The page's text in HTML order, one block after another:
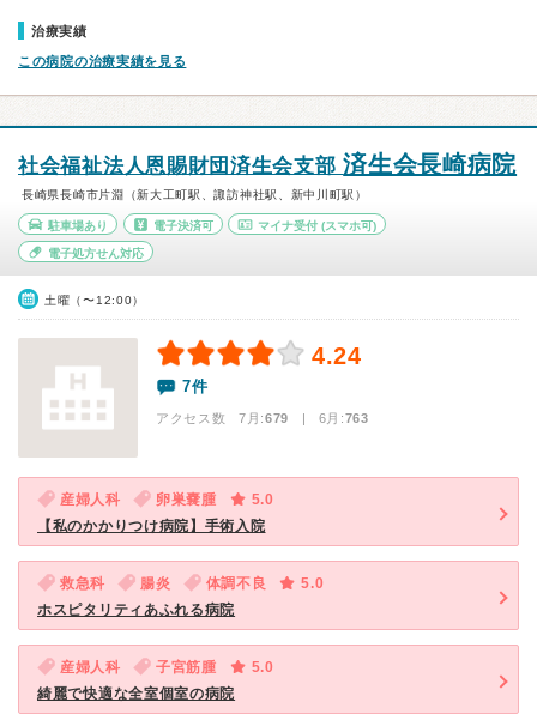
治療実績
この病院の治療実績を見る
社会福祉法人恩賜財団済生会支部済生会長崎病院
長崎県長崎市片淵（新大工町駅、諏訪神社駅、新中川町駅）
駐車場あり 電子決済可 マイナ受付 (スマホ可)
電子処方せん対応
土曜（〜12:00）
4.24
7件
アクセス数 7月:679 | 6月:763
産婦人科 卵巣嚢腫
5.0
【私のかかりつけ病院】手術入院
救急科 腸炎 体調不良
5.0
ホスピタリティあふれる病院
産婦人科 子宮筋腫
5.0
綺麗で快適な全室個室の病院